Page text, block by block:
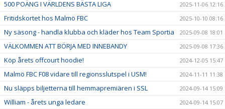
500 POÄNG I VÄRLDENS BÄSTA LIGA 2025-11-06 12:16
Fritidskortet hos Malmö FBC 2025-10-10 08:16
Ny säsong - handla klubba och kläder hos Team Sportia 2025-09-08 18:01
VÄLKOMMEN ATT BÖRJA MED INNEBANDY 2025-09-08 17:36
Köp årets offcourt hoodie! 2024-12-05 15:47
Malmö FBC F08 vidare till regionsslutspel i USM! 2024-11-11 11:38
Nu släpps biljetterna till hemmapremiären i SSL 2024-09-14 15:09
William - årets unga ledare 2024-09-14 15:07